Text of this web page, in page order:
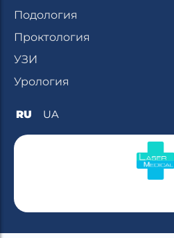
Подология
Проктология
УЗИ
Урология
RU UA